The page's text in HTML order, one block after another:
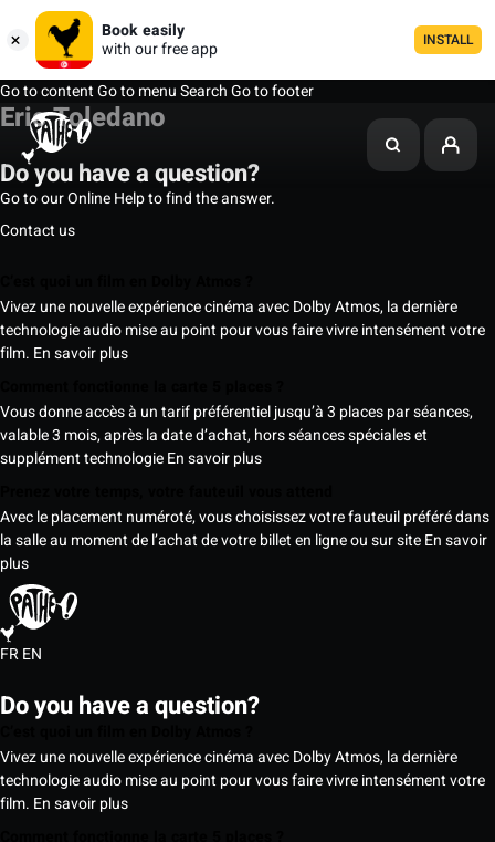
Book easily
with our free app
INSTALL
Go to contentGo to menuSearchGo to footer
Eric Toledano
Do you have a question?
Go to our Online Help to find the answer.
Contact us
Vivez une nouvelle expérience cinéma avec Dolby Atmos, la dernière
technologie audio mise au point pour vous faire vivre intensément votre
film. En savoir plus
Vous donne accès à un tarif préférentiel jusqu’à 3 places par séances,
valable 3 mois, après la date d’achat, hors séances spéciales et
supplément technologieEn savoir plus
Avec le placement numéroté, vous choisissez votre fauteuil préféré dans
la salle au moment de l’achat de votre billet en ligne ou sur siteEn savoir
plus
FREN
Do you have a question?
Vivez une nouvelle expérience cinéma avec Dolby Atmos, la dernière
technologie audio mise au point pour vous faire vivre intensément votre
film. En savoir plus